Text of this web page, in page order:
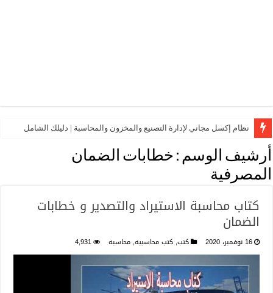
نظام إكسل مجاني لإدارة التصنيع والمخزون والمحاسبة | دليلك الشامل
أرشيف الوسم : خطابات الضمان
المصرفية
كتاب محاسبة الاستیراد والتصدیر و خطابات
الضمان
16 نوفمبر، 2020 كتب, كتب محاسبيه, محاسبه 4,931